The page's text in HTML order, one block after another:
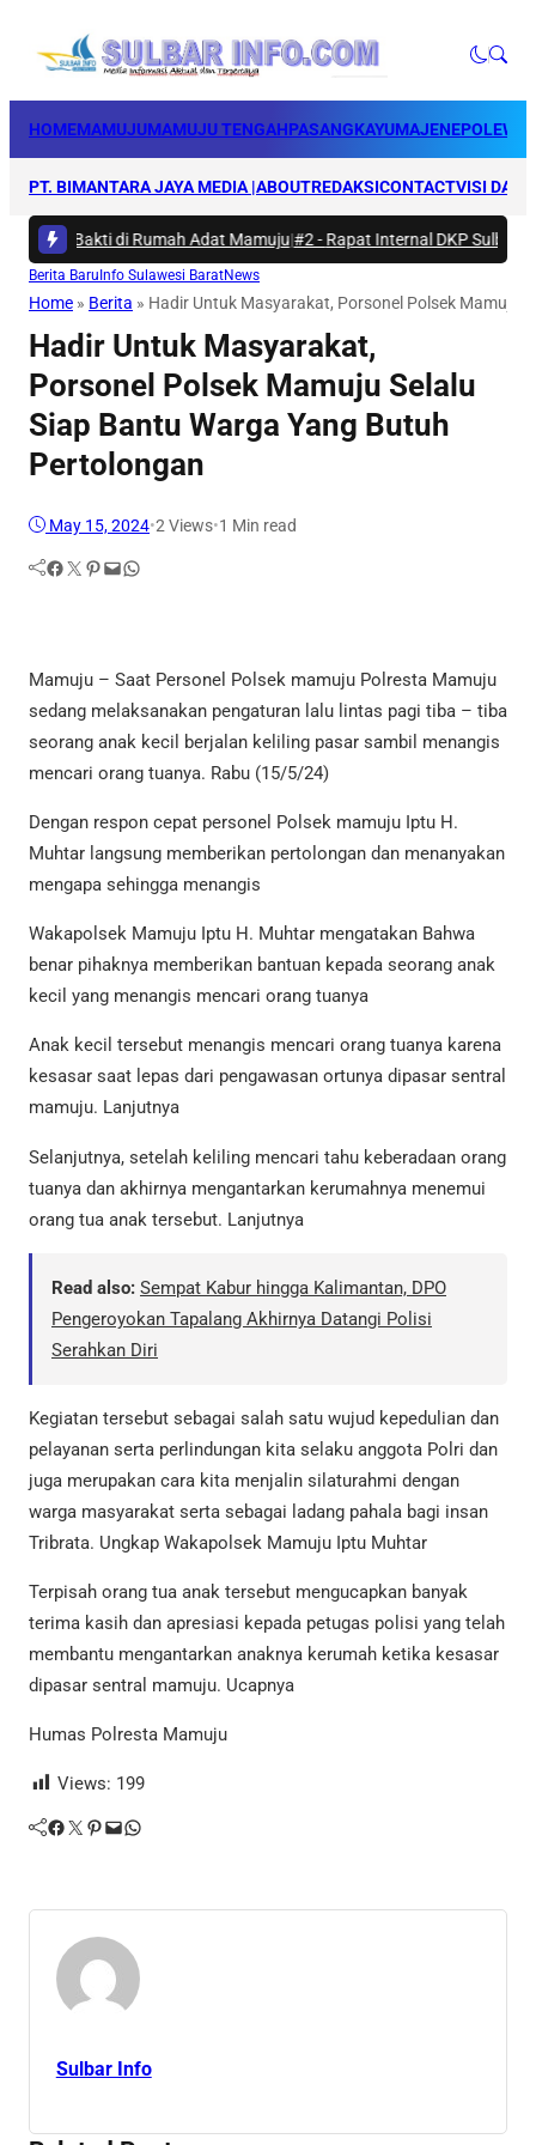
HOMEMAMUJUMAMUJU TENGAHPASANGKAYUMAJENE
PT. BIMANTARA JAYA MEDIA |ABOUTREDAKSICONTACTVISI DAN
Bakti di Rumah Adat Mamuju|#2 -Rapat Internal DKP Sulbar,
Berita Baru Info Sulawesi BaratNews
Home » Berita » Hadir Untuk Masyarakat, Porsonel Polsek Mamuju
Hadir Untuk Masyarakat,
Porsonel Polsek Mamuju Selalu
Siap Bantu Warga Yang Butuh
Pertolongan
May 15, 2024•2 Views•1 Min read
Facebook Twitter Pinterest Mail WhatsApp
Mamuju – Saat Personel Polsek mamuju Polresta Mamuju
sedang melaksanakan pengaturan lalu lintas pagi tiba – tiba
seorang anak kecil berjalan keliling pasar sambil menangis
mencari orang tuanya. Rabu (15/5/24)
Dengan respon cepat personel Polsek mamuju Iptu H.
Muhtar langsung memberikan pertolongan dan menanyakan
mengapa sehingga menangis
Wakapolsek Mamuju Iptu H. Muhtar mengatakan Bahwa
benar pihaknya memberikan bantuan kepada seorang anak
kecil yang menangis mencari orang tuanya
Anak kecil tersebut menangis mencari orang tuanya karena
kesasar saat lepas dari pengawasan ortunya dipasar sentral
mamuju. Lanjutnya
Selanjutnya, setelah keliling mencari tahu keberadaan orang
tuanya dan akhirnya mengantarkan kerumahnya menemui
orang tua anak tersebut. Lanjutnya
Read also: Sempat Kabur hingga Kalimantan, DPO
Pengeroyokan Tapalang Akhirnya Datangi Polisi
Serahkan Diri
Kegiatan tersebut sebagai salah satu wujud kepedulian dan
pelayanan serta perlindungan kita selaku anggota Polri dan
juga merupakan cara kita menjalin silaturahmi dengan
warga masyarakat serta sebagai ladang pahala bagi insan
Tribrata. Ungkap Wakapolsek Mamuju Iptu Muhtar
Terpisah orang tua anak tersebut mengucapkan banyak
terima kasih dan apresiasi kepada petugas polisi yang telah
membantu mengantarkan anaknya kerumah ketika kesasar
dipasar sentral mamuju. Ucapnya
Humas Polresta Mamuju
Views: 199
Facebook Twitter Pinterest Mail WhatsApp
Sulbar Info